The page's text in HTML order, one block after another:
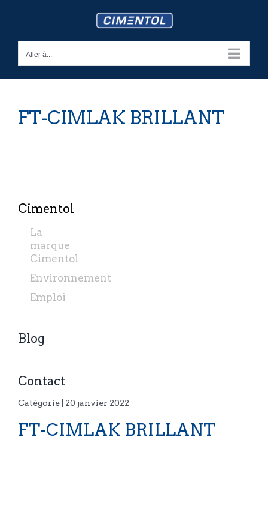
Aller à...
FT-CIMLAK BRILLANT
Cimentol
La
marque
Cimentol
Environnement
Emploi
Blog
Contact
Catégorie | 20 janvier 2022
FT-CIMLAK BRILLANT